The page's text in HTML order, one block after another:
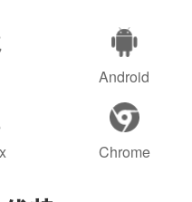
Android
Chrome